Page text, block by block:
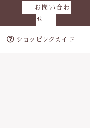
お問い合わ
せ
ショッピングガイド